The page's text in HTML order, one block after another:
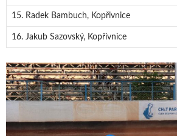
15. Radek Bambuch, Kopřivnice
16. Jakub Sazovský, Kopřivnice